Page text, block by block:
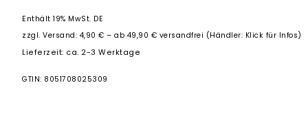
Enthält 19% MwSt. DE
zzgl.Versand: 4,90 € – ab 49,90 € versandfrei (Händler: Klick für Infos)
Lieferzeit: ca. 2-3 Werktage
GTIN: 8051708025309